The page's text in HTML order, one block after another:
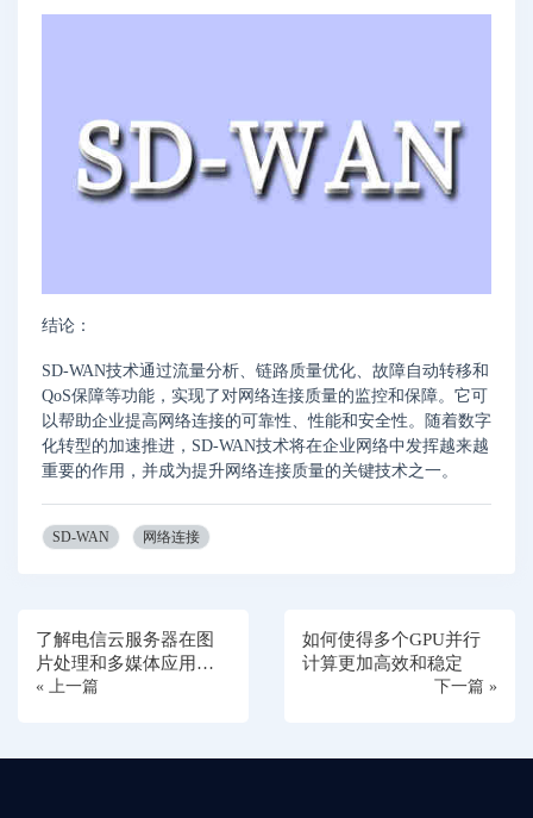
结论：
SD-WAN技术通过流量分析、链路质量优化、故障自动转移和
QoS保障等功能，实现了对网络连接质量的监控和保障。它可
以帮助企业提高网络连接的可靠性、性能和安全性。随着数字
化转型的加速推进，SD-WAN技术将在企业网络中发挥越来越
重要的作用，并成为提升网络连接质量的关键技术之一。
SD-WAN 网络连接
了解电信云服务器在图
片处理和多媒体应用中
的优势与应用
« 上一篇
如何使得多个GPU并行
计算更加高效和稳定
下一篇 »